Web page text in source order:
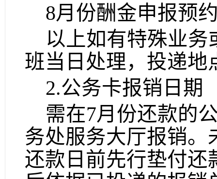
8月份酬金申报预
以上如有特殊业
班当日处理，投递地
2.公务卡报销日期
需在7月份还款的
务处服务大厅报销。
还款日前先行垫付还